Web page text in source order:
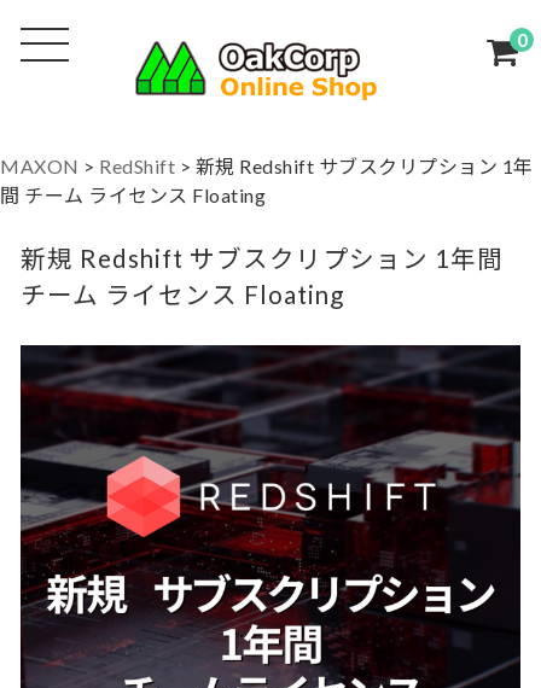
0
MAXON > RedShift > 新規 Redshift サブスクリプション 1年
間 チーム ライセンス Floating
新規 Redshift サブスクリプション 1年間
チーム ライセンス Floating